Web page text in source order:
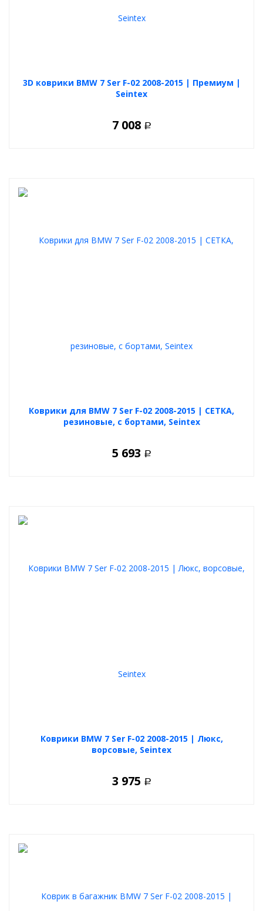
3D коврики BMW 7 Ser F-02 2008-2015 | Премиум |
Seintex
7 008 Р
Коврики для BMW 7 Ser F-02 2008-2015 | СЕТКА,
резиновые, с бортами, Seintex
5 693 Р
Коврики BMW 7 Ser F-02 2008-2015 | Люкс,
ворсовые, Seintex
3 975 Р